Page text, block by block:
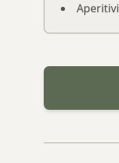
Aperitivi